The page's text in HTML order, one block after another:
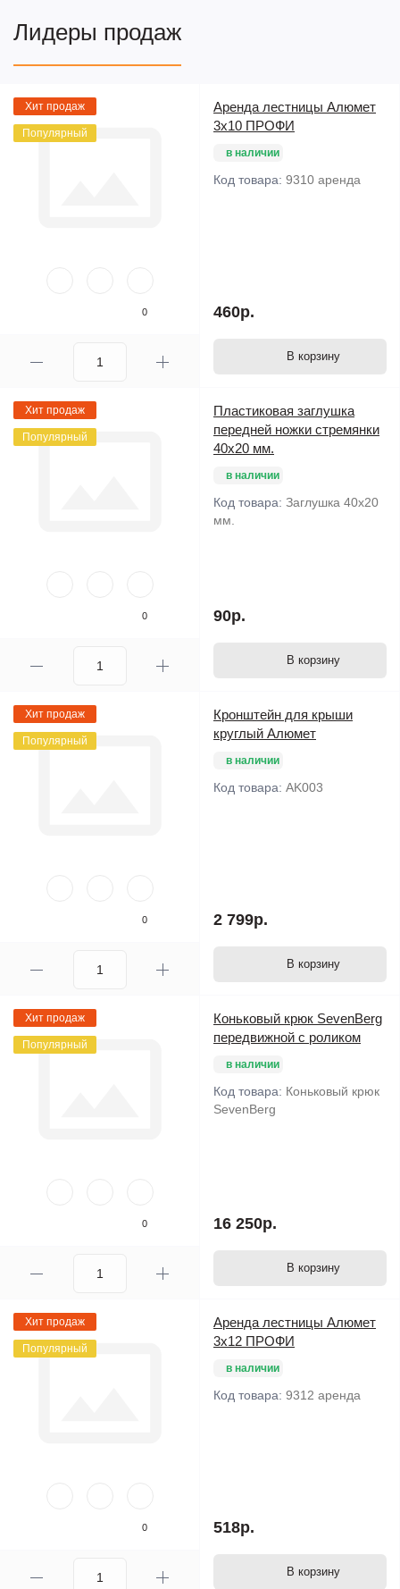
Лидеры продаж
Хит продаж
Популярный
0
Аренда лестницы Алюмет
3х10 ПРОФИ
в наличии
Код товара: 9310 аренда
460р.
В корзину
Хит продаж
Популярный
0
Пластиковая заглушка
передней ножки стремянки
40х20 мм.
в наличии
Код товара: Заглушка 40х20
мм.
90р.
В корзину
Хит продаж
Популярный
0
Кронштейн для крыши
круглый Алюмет
в наличии
Код товара: AK003
2 799р.
В корзину
Хит продаж
Популярный
0
Коньковый крюк SevenBerg
передвижной с роликом
в наличии
Код товара: Коньковый крюк
SevenBerg
16 250р.
В корзину
Хит продаж
Популярный
0
Аренда лестницы Алюмет
3х12 ПРОФИ
в наличии
Код товара: 9312 аренда
518р.
В корзину